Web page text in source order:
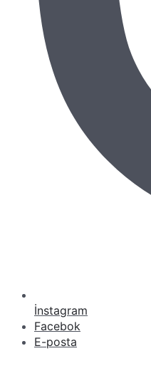
İnstagram
Facebok
E-posta